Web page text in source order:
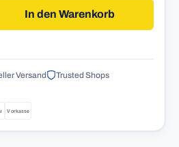
Gib den gewünschten
In den Warenkorb
Versand
Trusted Shops